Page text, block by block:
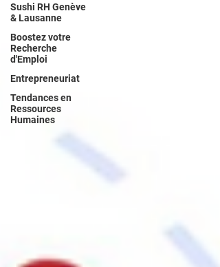
Sushi RH Genève
& Lausanne
Boostez votre
Recherche
d'Emploi
Entrepreneuriat
Tendances en
Ressources
Humaines